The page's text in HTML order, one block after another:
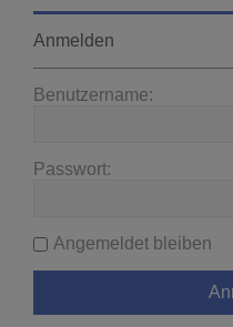
Anmelden
Benutzername:
Passwort:
Angemeldet bleiben